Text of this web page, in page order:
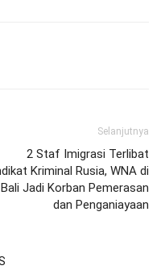
Selanjutnya
2 Staf Imigrasi Terlibat
Kriminal Rusia, WNA di
Bali Jadi Korban Pemerasan
dan Penganiayaan